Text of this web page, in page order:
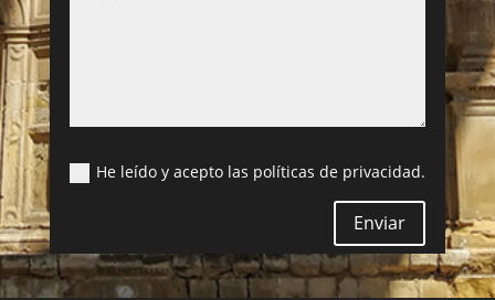
He leído y acepto las políticas de privacidad.
Enviar